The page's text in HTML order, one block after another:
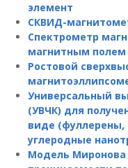
элемент
СКВИД-
Спектрометр
магнитным полем
Ростовой
Универсальный
(УВЧК) для
виде (фуллерены,
углеродные
Модель Миронова